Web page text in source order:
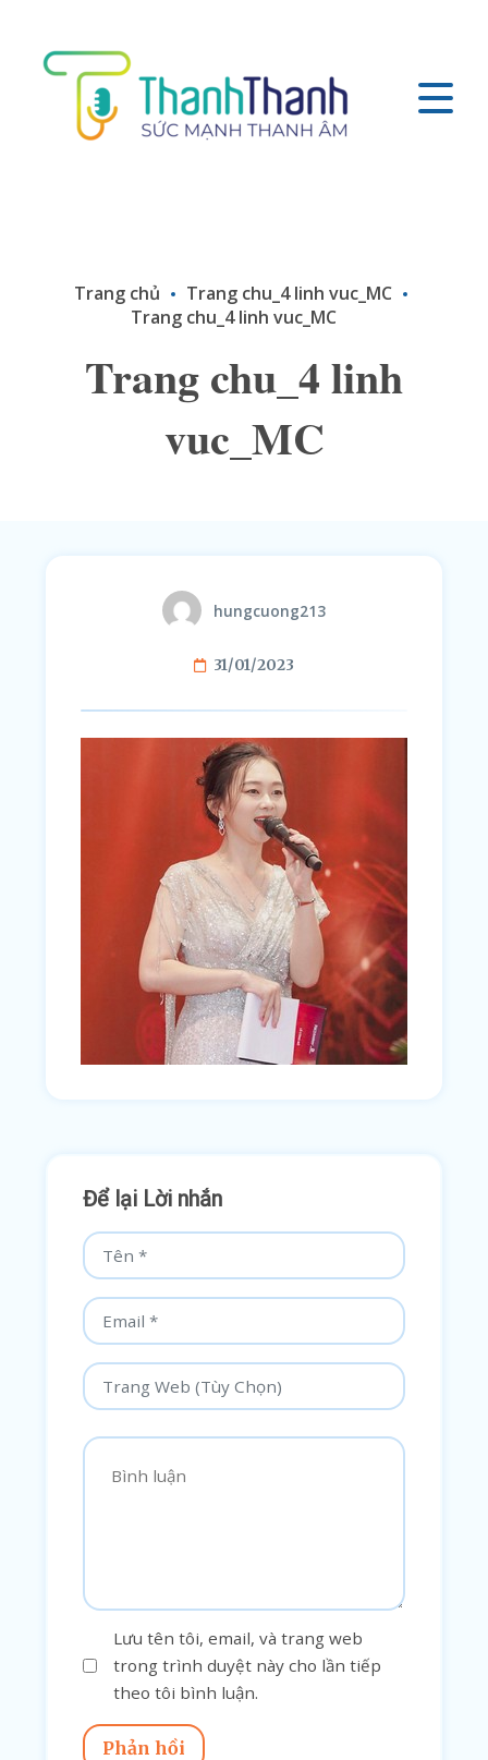
Trang chủ
Trang chu_4 linh vuc_MC
Trang chu_4 linh vuc_MC
Trang chu_4 linh
vuc_MC
hungcuong213
31/01/2023
Để lại Lời nhắn
Lưu tên tôi, email, và trang web
trong trình duyệt này cho lần tiếp
theo tôi bình luận.
Phản hồi